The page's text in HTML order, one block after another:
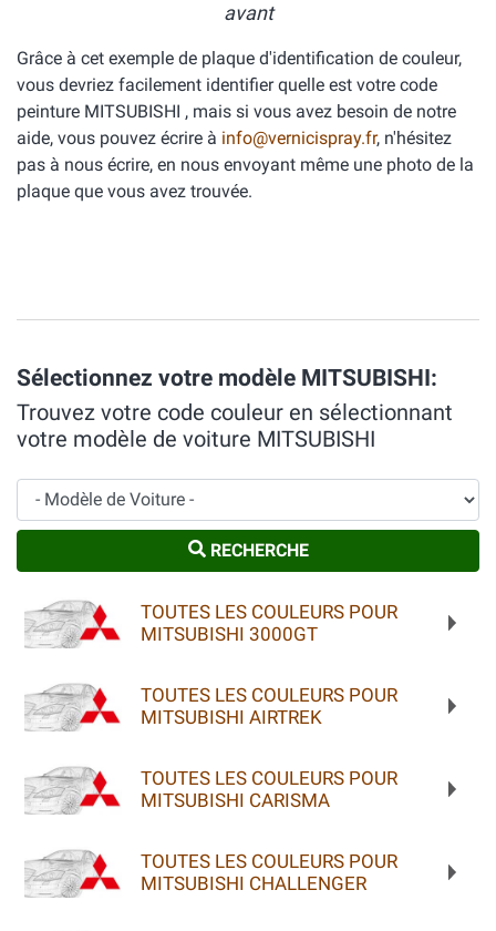
avant
Grâce à cet exemple de plaque d'identification de couleur,
vous devriez facilement identifier quelle est votre code
peinture MITSUBISHI , mais si vous avez besoin de notre
aide, vous pouvez écrire à info@vernicispray.fr, n'hésitez
pas à nous écrire, en nous envoyant même une photo de la
plaque que vous avez trouvée.
Sélectionnez votre modèle MITSUBISHI:
Trouvez votre code couleur en sélectionnant
votre modèle de voiture MITSUBISHI
Modèle de Voiture
RECHERCHE
TOUTES LES COULEURS POUR
MITSUBISHI 3000GT
TOUTES LES COULEURS POUR
MITSUBISHI AIRTREK
TOUTES LES COULEURS POUR
MITSUBISHI CARISMA
TOUTES LES COULEURS POUR
MITSUBISHI CHALLENGER